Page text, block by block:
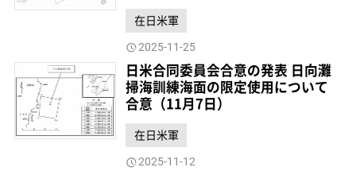
在日米軍
2025-11-25
日米合同委員会合意の発表 日向灘
掃海訓練海面の限定使用について
合意（11月7日）
在日米軍
2025-11-12